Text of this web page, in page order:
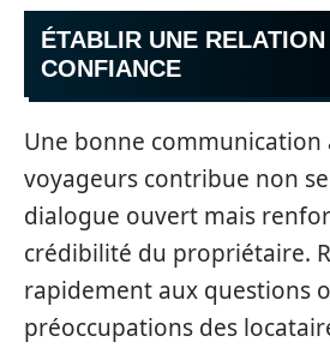
ÉTABLIR UNE
CONFIANCE
Une bonne communication
voyageurs contribue non
dialogue ouvert mais
crédibilité du propriétaire.
rapidement aux questions
préoccupations des